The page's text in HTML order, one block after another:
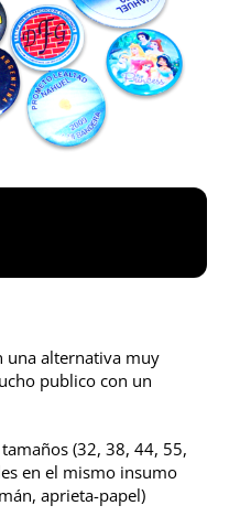
320
una alternativa muy
publico con un
(32, 38, 44, 55,
en el mismo insumo
aprieta-papel)